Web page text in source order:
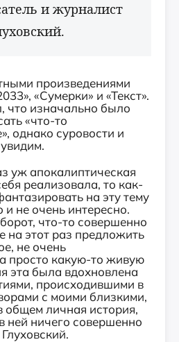
и журналист
произведениями
«Сумерки» и «Текст».
что изначально было
«что-то
однако суровости и
уж апокалиптическая
реализовала, то как-
на эту тему
не очень интересно.
что-то совершенно
на этот раз предложить
не очень
просто какую-то живую
эта была вдохновлена
происходившими в
с моими близкими,
общем личная история,
ней ничего совершенно